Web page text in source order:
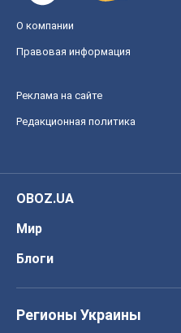
О компании
Правовая информация
Реклама на сайте
Редакционная политика
OBOZ.UA
Мир
Блоги
Регионы Украины